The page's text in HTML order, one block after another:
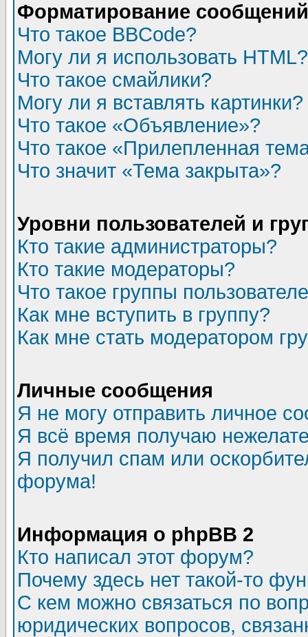
Форматирование
Что такое BBCode?
Могу ли я использовать HTML?
Что такое смайлики?
Могу ли я вставлять картинки?
Что такое «Объявление»?
Что такое «Прилепленная
Что значит «Тема закрыта»?
Уровни пользователей и
Кто такие администраторы?
Кто такие модераторы?
Что такое группы
Как мне вступить в группу?
Как мне стать модератором
Личные сообщения
Я не могу отправить личное
Я всё время получаю
Я получил спам или
форума!
Информация о phpBB 2
Кто написал этот форум?
Почему здесь нет такой-то
С кем можно связаться по
юридических вопросов,